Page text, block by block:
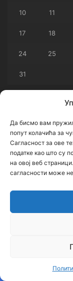
Да бисмо вам
попут колачића за
Сагласност за ове
податке као што су
на овој веб
сагласности може
10 11
17 18
24 25
31
Архиве
Архиве
Категорије
Ђорђе Бојанић